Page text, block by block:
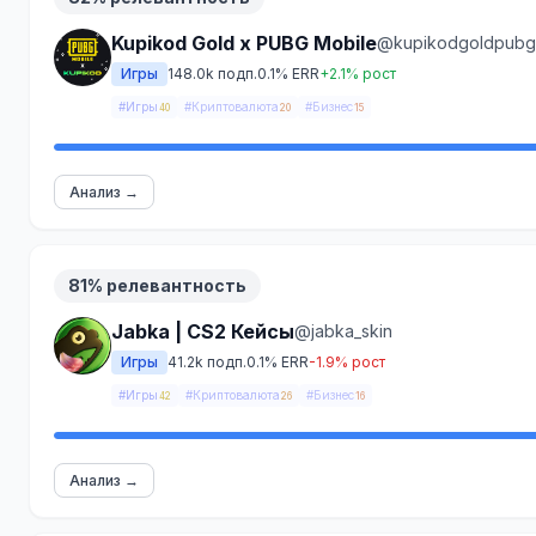
Kupikod Gold x PUBG Mobile@kupikodgoldpubg
Игры 148.0k подп.0.1% ERR+2.1% рост
#Игры 40 #Криптовалюта 20 #Бизнес15
Анализ →
81% релевантность
Jabka | CS2 Кейсы@jabka_skin
Игры 41.2k подп.0.1% ERR-1.9% рост
#Игры 42 #Криптовалюта 26 #Бизнес16
Анализ →